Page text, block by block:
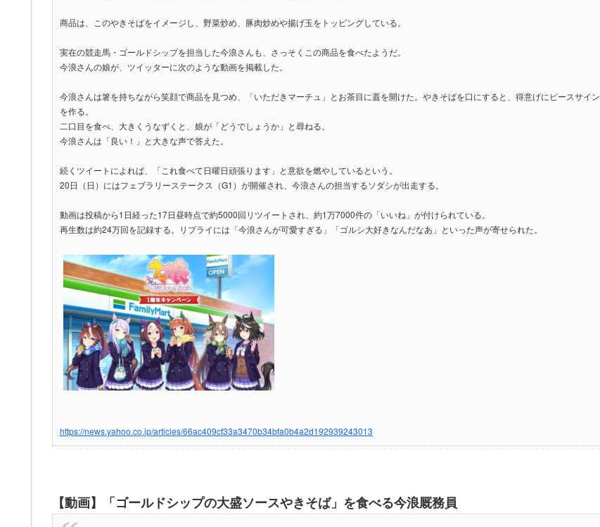
商品は、このやきそばをイメージし、野菜炒め、豚肉炒めや揚げ玉をトッピングしている。
実在の競走馬・ゴールドシップを担当した今浪さんも、さっそくこの商品を食べたようだ。
今浪さんの娘が、ツイッターに次のような動画を掲載した。
今浪さんは箸を持ちながら笑顔で商品を見つめ、「いただきマーチュ」とお茶目に蓋を開けた。やきそばを口にすると、得意げにピースサイン
を作る。
二口目を食べ、大きくうなずくと、娘が「どうでしょうか」と尋ねる。
今浪さんは「良い！」と大きな声で答えた。
続くツイートによれば、「これ食べて日曜日頑張ります」と意欲を燃やしているという。
20日（日）にはフェブラリーステークス（G1）が開催され、今浪さんの担当するソダシが出走する。
動画は投稿から1日経った17日昼時点で約5000回リツイートされ、約1万7000件の「いいね」が付けられている。
再生数は約24万回を記録する。リプライには「今浪さんが可愛すぎる」「ゴルシ大好きなんだなあ」といった声が寄せられた。
https://news.yahoo.co.jp/articles/66ac409cf33a3470b34bfa0b4a2d192939243013
【動画】「ゴールドシップの大盛ソースやきそば」を食べる今浪厩務員